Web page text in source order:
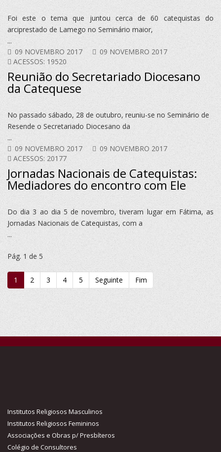
Foi este o tema que juntou cerca de 60 catequistas do
arciprestado de Lamego no Seminário maior,
...
09 NOVEMBRO 2017
09 NOVEMBRO 2017
ACESSOS: 19520
Reunião do Secretariado Diocesano
da Catequese
No passado sábado, 28 de outubro, reuniu-se no Seminário de
Resende o Secretariado Diocesano da
...
09 NOVEMBRO 2017
09 NOVEMBRO 2017
ACESSOS: 20177
Jornadas Nacionais de Catequistas:
Mediadores do encontro com Ele
Do dia 3 ao dia 5 de novembro, tiveram lugar em Fátima, as
Jornadas Nacionais de Catequistas, com a
...
Pág. 1 de 5
1 2 3 4 5 Seguinte Fim
Institutos Religiosos Masculinos
Institutos Religiosos Femininos
Associações e Obras p/ Presbíteros
Colégio de Consultores